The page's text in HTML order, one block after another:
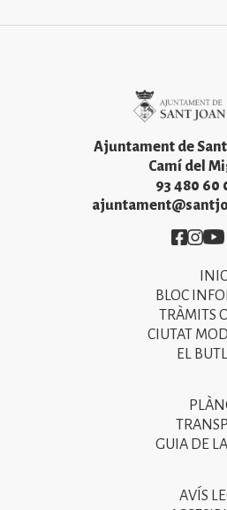
Ajuntament de
Camí del
93 480 60
Imatge
Imatge
INICI
BLOC
TRÀMITS
CIUTAT
EL
GUIA DE
AVÍS